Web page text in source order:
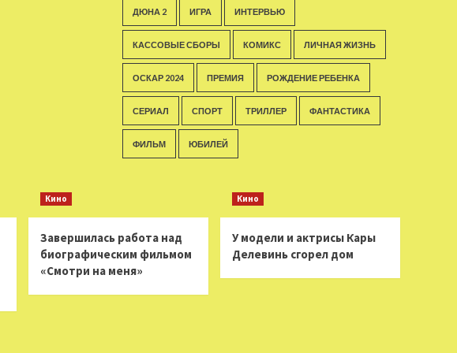
ДЮНА 2 ИГРА ИНТЕРВЬЮ
КАССОВЫЕ СБОРЫ КОМИКС ЛИЧНАЯ ЖИЗНЬ
ОСКАР 2024 ПРЕМИЯ РОЖДЕНИЕ РЕБЕНКА
СЕРИАЛ СПОРТ ТРИЛЛЕР ФАНТАСТИКА
ФИЛЬМ ЮБИЛЕЙ
Кино
Завершилась работа над
биографическим фильмом
«Смотри на меня»
Кино
У модели и актрисы Кары
Делевинь сгорел дом